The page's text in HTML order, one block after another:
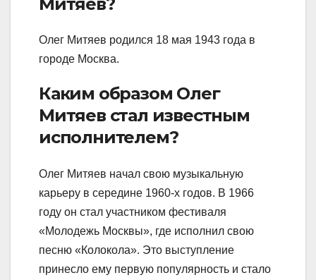
Олег Митяев родился 18 мая 1943 года в
городе Москва.
Каким образом Олег
Митяев стал известным
исполнителем?
Олег Митяев начал свою музыкальную
карьеру в середине 1960-х годов. В 1966
году он стал участником фестиваля
«Молодежь Москвы», где исполнил свою
песню «Колокола». Это выступление
принесло ему первую популярность и стало